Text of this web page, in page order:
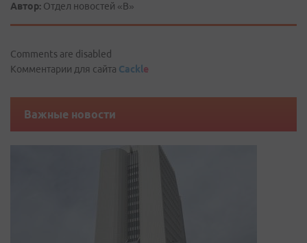
Автор: Отдел новостей «В»
Comments are disabled
Комментарии для сайта Cackle
Важные новости